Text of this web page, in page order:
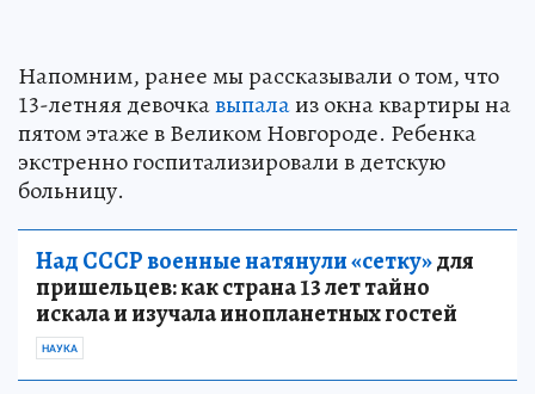
Напомним, ранее мы рассказывали о том, что
13-летняя девочкавыпалаиз окна квартиры на
пятом этаже в Великом Новгороде. Ребенка
экстренно госпитализировали в детскую
больницу.
Над СССР военные натянули «сетку»для
пришельцев: как страна 13 лет тайно
искала и изучала инопланетных гостей
НАУКА